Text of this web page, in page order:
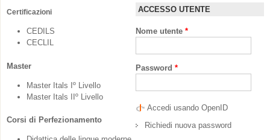
Certificazioni
CEDILS
CECLIL
Master
Master Itals Iº Livello
Master Itals IIº Livello
Corsi di Perfezionamento
ACCESSO UTENTE
Nome utente *
Password *
Accedi usando OpenID
Richiedi nuova password